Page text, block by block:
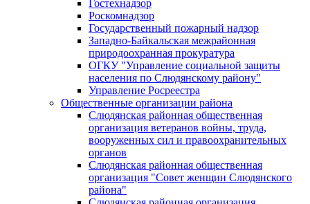
Гостехнадзор
Роскомнадзор
Государственный пожарный надзор
Западно-Байкальская межрайонная
природоохранная прокуратура
ОГКУ "Управление социальной защиты
населения по Слюдянскому району"
Управление Росреестра
Общественные организации района
Слюдянская районная общественная
организация ветеранов войны, труда,
вооруженных сил и правоохранительных
органов
Слюдянская районная общественная
организация "Совет женщин Слюдянского
района"